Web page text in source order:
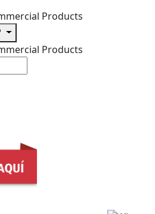
Products
Products